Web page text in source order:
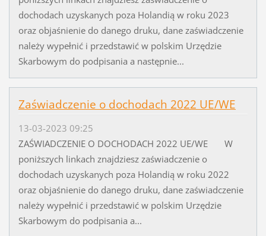
dochodach uzyskanych poza Holandią w roku 2023
oraz objaśnienie do danego druku, dane zaświadczenie
należy wypełnić i przedstawić w polskim Urzędzie
Skarbowym do podpisania a następnie...
Zaświadczenie o dochodach 2022 UE/WE
13-03-2023 09:25
ZAŚWIADCZENIE O DOCHODACH 2022 UE/WE W
poniższych linkach znajdziesz zaświadczenie o
dochodach uzyskanych poza Holandią w roku 2022
oraz objaśnienie do danego druku, dane zaświadczenie
należy wypełnić i przedstawić w polskim Urzędzie
Skarbowym do podpisania a...